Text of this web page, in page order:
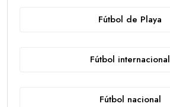
Fútbol de Playa
Fútbol internacional
Fútbol nacional